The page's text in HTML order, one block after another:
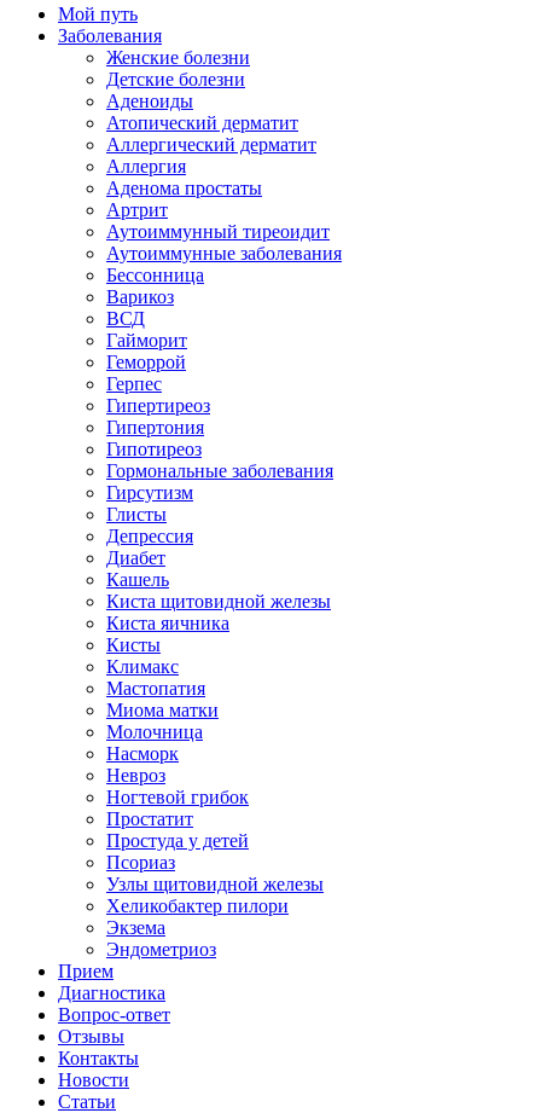
Мой путь
Заболевания
Женские болезни
Детские болезни
Аденоиды
Атопический дерматит
Аллергический дерматит
Аллергия
Аденома простаты
Артрит
Аутоиммунный тиреоидит
Аутоиммунные заболевания
Бессонница
Варикоз
ВСД
Гайморит
Геморрой
Герпес
Гипертиреоз
Гипертония
Гипотиреоз
Гормональные заболевания
Гирсутизм
Глисты
Депрессия
Диабет
Кашель
Киста щитовидной железы
Киста яичника
Кисты
Климакс
Мастопатия
Миома матки
Молочница
Насморк
Невроз
Ногтевой грибок
Простатит
Простуда у детей
Псориаз
Узлы щитовидной железы
Хеликобактер пилори
Экзема
Эндометриоз
Прием
Диагностика
Вопрос-ответ
Отзывы
Контакты
Новости
Статьи